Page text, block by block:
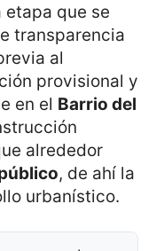
etapa que se
transparencia
al
provisional y
en el Barrio del
alrededor
, de ahí la
urbanístico.